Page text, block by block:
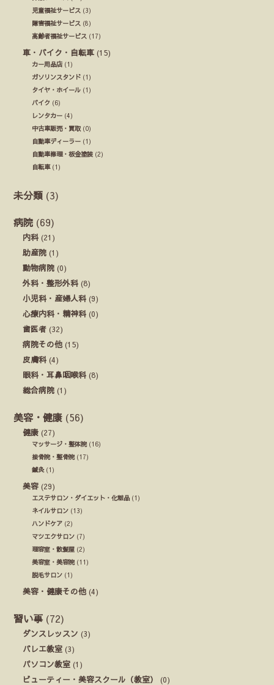
児童福祉サービス (3)
障害福祉サービス (8)
高齢者福祉サービス (17)
車・バイク・自転車 (15)
カー用品店 (1)
ガソリンスタンド (1)
タイヤ・ホイール (1)
バイク (6)
レンタカー (4)
中古車販売・買取 (0)
自動車ディーラー (1)
自動車修理・板金塗装 (2)
自転車(1)
未分類 (3)
病院 (69)
内科 (21)
助産院 (1)
動物病院 (0)
外科・整形外科 (8)
小児科・産婦人科 (9)
心療内科・精神科 (0)
歯医者 (32)
病院その他 (15)
皮膚科 (4)
眼科・耳鼻咽喉科 (8)
総合病院 (1)
美容・健康 (56)
健康 (27)
マッサージ・整体院(16)
接骨院・整骨院(17)
鍼灸(1)
美容 (29)
エステサロン・ダイエット・化粧品 (1)
ネイルサロン (13)
ハンドケア (2)
マツエクサロン (7)
理容室・散髪屋 (2)
美容室・美容院(11)
脱毛サロン (1)
美容・健康その他 (4)
習い事 (72)
ダンスレッスン (3)
バレエ教室 (3)
パソコン教室 (1)
ビューティー・美容スクール（教室）
(0)